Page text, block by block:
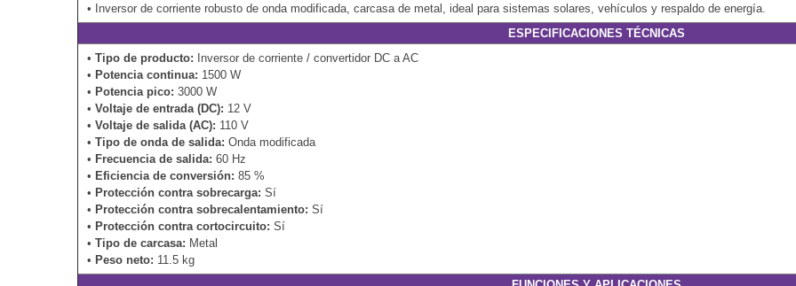
• Inversor de corriente robusto de onda modificada, carcasa de metal, ideal para sistemas solares, vehículos y respaldo de energía.
ESPECIFICACIONES TÉCNICAS
•Tipo de producto: Inversor de corriente / convertidor DC a AC
• Potencia continua: 1500 W
• Potencia pico: 3000 W
•Voltaje de entrada (DC): 12 V
•Voltaje de salida (AC): 110 V
•Tipo de onda de salida: Onda modificada
• Frecuencia de salida: 60 Hz
• Eficiencia de conversión: 85 %
• Protección contra sobrecarga: Sí
• Protección contra sobrecalentamiento: Sí
• Protección contra cortocircuito: Sí
•Tipo de carcasa: Metal
• Peso neto: 11.5 kg